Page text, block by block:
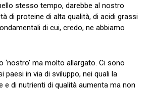
stesso tempo, darebbe al nostro
di proteine di alta qualità, di acidi grassi
di cui, credo, ne abbiamo
‘nostro’ ma molto allargato. Ci sono
paesi in via di sviluppo, nei quali la
e di nutrienti di qualità aumenta ma non